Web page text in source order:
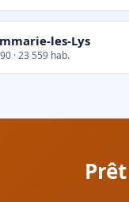
les-Lys
· 23 559 hab.